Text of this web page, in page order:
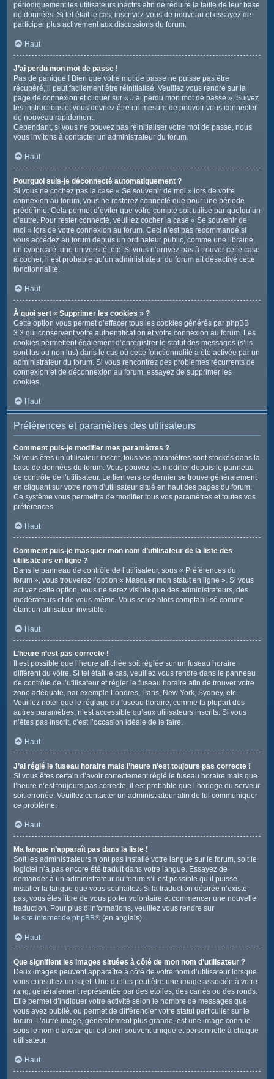
périodiquement les utilisateurs inactifs afin de réduire la taille de leur base
de données. Si tel était le cas, inscrivez-vous de nouveau et essayez de
participer plus activement aux discussions du forum.
Haut
J’ai perdu mon mot de passe !
Pas de panique ! Bien que votre mot de passe ne puisse pas être
récupéré, il peut facilement être réinitialisé. Veuillez vous rendre sur la
page de connexion et cliquer sur « J’ai perdu mon mot de passe ». Suivez
les instructions et vous devriez être en mesure de pouvoir vous connecter
de nouveau rapidement.
Cependant, si vous ne pouvez pas réinitialiser votre mot de passe, nous
vous invitons à contacter un administrateur du forum.
Haut
Pourquoi suis-je déconnecté automatiquement ?
Si vous ne cochez pas la case « Se souvenir de moi » lors de votre
connexion au forum, vous ne resterez connecté que pour une période
prédéfinie. Cela permet d’éviter que votre compte soit utilisé par quelqu’un
d’autre. Pour rester connecté, veuillez cocher la case « Se souvenir de
moi » lors de votre connexion au forum. Ceci n’est pas recommandé si
vous accédez au forum depuis un ordinateur public, comme une librairie,
un cybercafé, une université, etc. Si vous n’arrivez pas à trouver cette case
à cocher, il est probable qu’un administrateur du forum ait désactivé cette
fonctionnalité.
Haut
À quoi sert « Supprimer les cookies » ?
Cette option vous permet d’effacer tous les cookies générés par phpBB
3.3 qui conservent votre authentification et votre connexion au forum. Les
cookies permettent également d’enregistrer le statut des messages (s’ils
sont lus ou non lus) dans le cas où cette fonctionnalité a été activée par un
administrateur du forum. Si vous rencontrez des problèmes récurrents de
connexion et de déconnexion au forum, essayez de supprimer les
cookies.
Haut
Préférences et paramètres des utilisateurs
Comment puis-je modifier mes paramètres ?
Si vous êtes un utilisateur inscrit, tous vos paramètres sont stockés dans la
base de données du forum. Vous pouvez les modifier depuis le panneau
de contrôle de l’utilisateur. Le lien vers ce dernier se trouve généralement
en cliquant sur votre nom d’utilisateur situé en haut des pages du forum.
Ce système vous permettra de modifier tous vos paramètres et toutes vos
préférences.
Haut
Comment puis-je masquer mon nom d’utilisateur de la liste des
utilisateurs en ligne ?
Dans le panneau de contrôle de l’utilisateur, sous « Préférences du
forum », vous trouverez l’option « Masquer mon statut en ligne ». Si vous
activez cette option, vous ne serez visible que des administrateurs, des
modérateurs et de vous-même. Vous serez alors comptabilisé comme
étant un utilisateur invisible.
Haut
L’heure n’est pas correcte !
Il est possible que l’heure affichée soit réglée sur un fuseau horaire
différent du vôtre. Si tel était le cas, veuillez vous rendre dans le panneau
de contrôle de l’utilisateur et régler le fuseau horaire afin de trouver votre
zone adéquate, par exemple Londres, Paris, New York, Sydney, etc.
Veuillez noter que le réglage du fuseau horaire, comme la plupart des
autres paramètres, n’est accessible qu’aux utilisateurs inscrits. Si vous
n’êtes pas inscrit, c’est l’occasion idéale de le faire.
Haut
J’ai réglé le fuseau horaire mais l’heure n’est toujours pas correcte !
Si vous êtes certain d’avoir correctement réglé le fuseau horaire mais que
l’heure n’est toujours pas correcte, il est probable que l’horloge du serveur
soit erronée. Veuillez contacter un administrateur afin de lui communiquer
ce problème.
Haut
Ma langue n’apparaît pas dans la liste !
Soit les administrateurs n’ont pas installé votre langue sur le forum, soit le
logiciel n’a pas encore été traduit dans votre langue. Essayez de
demander à un administrateur du forum s’il est possible qu’il puisse
installer la langue que vous souhaitez. Si la traduction désirée n’existe
pas, vous êtes libre de vous porter volontaire et commencer une nouvelle
traduction. Pour plus d’informations, veuillez vous rendre sur
le site internet de phpBB® (en anglais).
Haut
Que signifient les images situées à côté de mon nom d’utilisateur ?
Deux images peuvent apparaître à côté de votre nom d’utilisateur lorsque
vous consultez un sujet. Une d’elles peut être une image associée à votre
rang, généralement représentée par des étoiles, des carrés ou des ronds.
Elle permet d’indiquer votre activité selon le nombre de messages que
vous avez publié, ou permet de différencier votre statut particulier sur le
forum. L’autre image, généralement plus grande, est une image connue
sous le nom d’avatar qui est bien souvent unique et personnelle à chaque
utilisateur.
Haut